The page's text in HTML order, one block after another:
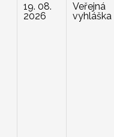
19. 08.
2026
Veřejná
vyhláška